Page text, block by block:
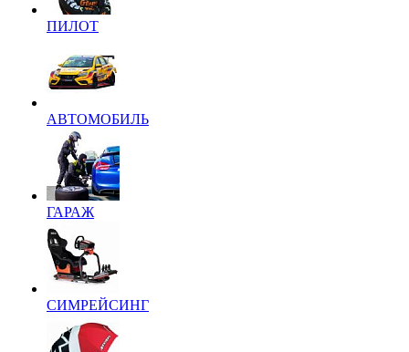
ПИЛОТ
АВТОМОБИЛЬ
ГАРАЖ
СИМРЕЙСИНГ